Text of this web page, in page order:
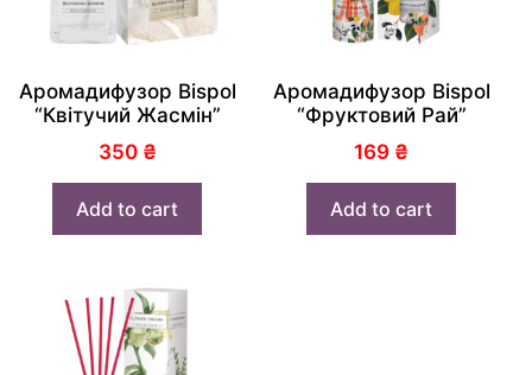
Аромадифузор Bispol
“Квітучий Жасмін”
350 ₴
Add to cart
Аромадифузор Bispol
“Фруктовий Рай”
169 ₴
Add to cart